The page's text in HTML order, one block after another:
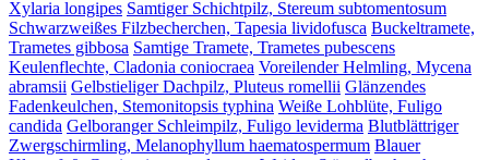
Xylaria longipes Samtiger Schichtpilz, Stereum subtomentosum
Schwarzweißes Filzbecherchen, Tapesia lividofusca Buckeltramete,
Trametes gibbosa Samtige Tramete, Trametes pubescens
Keulenflechte, Cladonia coniocraea Voreilender Helmling, Mycena
abramsii Gelbstieliger Dachpilz, Pluteus romellii Glänzendes
Fadenkeulchen, Stemonitopsis typhina Weiße Lohblüte, Fuligo
candida Gelboranger Schleimpilz, Fuligo leviderma Blutblättriger
Zwergschirmling, Melanophyllum haematospermum Blauer